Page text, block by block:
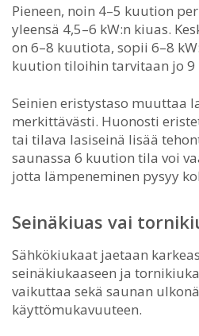
Pieneen, noin 4–5 kuution
yleensä 4,5–6 kW:n kiuas.
on 6–8 kuutiota, sopii 6–8
kuution tiloihin tarvitaan jo 9
Seinien eristystaso muuttaa
merkittävästi. Huonosti
tai tilava lasiseinä lisää
saunassa 6 kuution tila voi
jotta lämpeneminen pysyy
Seinäkiuas vai
Sähkökiukaat jaetaan
seinäkiukaaseen ja
vaikuttaa sekä saunan
käyttömukavuuteen.